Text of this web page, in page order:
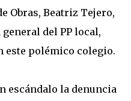
Obras, Beatriz Tejero,
del PP local,
este polémico colegio.
escándalo la denuncia